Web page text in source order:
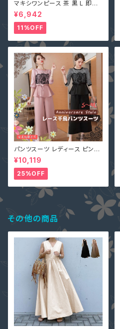
マキシワンピース 茶 黒 L 即納
オフベージュレディース Vネック
nclq496 ロング ギャザー フレ
アー ノースリーブ 夏 森ガール
袖なし
¥6,942
11%OFF
パンツスーツ レディース ピンク
2L (L寄り) 3L 即納 S M L 4L
黒 XZ-X99616 レース 七分袖
ガウチョパンツ ペプラム リボン
¥10,119
25%OFF
その他の商品